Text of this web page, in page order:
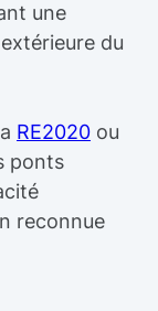
une
du
RE2020 ou
ponts
reconnue